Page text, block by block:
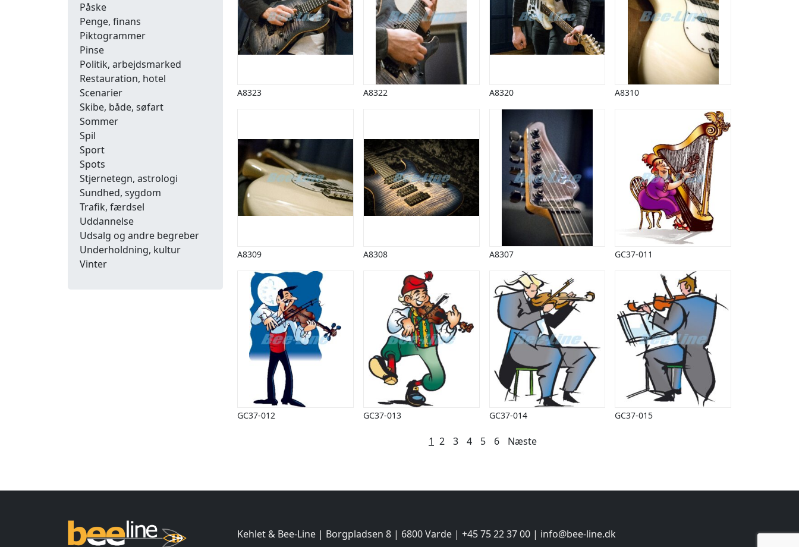
Påske
Penge, finans
Piktogrammer
Pinse
Politik, arbejdsmarked
Restauration, hotel
Scenarier
Skibe, både, søfart
Sommer
Spil
Sport
Spots
Stjernetegn, astrologi
Sundhed, sygdom
Trafik, færdsel
Uddannelse
Udsalg og andre begreber
Underholdning, kultur
Vinter
A8323 A8322 A8320 A8310
A8309 A8308 A8307 GC37-011
GC37-012 GC37-013 GC37-014 GC37-015
1 2 3 4 5 6 Næste
Kehlet & Bee-Line | Borgpladsen 8 | 6800 Varde | +45 75 22 37 00 | info@bee-line.dk